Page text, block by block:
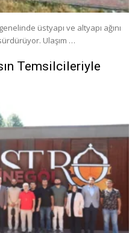
üstyapı ve altyapı ağını
Ulaşım …
Temsilcileriyle